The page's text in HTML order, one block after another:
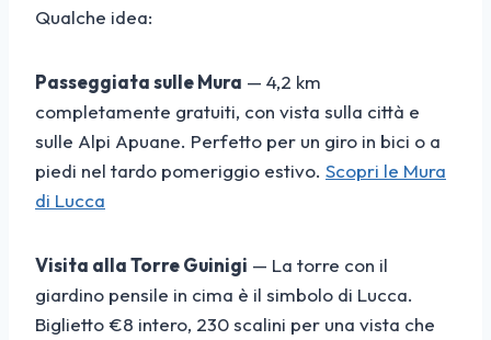
Qualche idea:
Passeggiata sulle Mura — 4,2 km
completamente gratuiti, con vista sulla città e
sulle Alpi Apuane. Perfetto per un giro in bici o a
piedi nel tardo pomeriggio estivo. Scopri le Mura
di Lucca
Visita alla Torre Guinigi — La torre con il
giardino pensile in cima è il simbolo di Lucca.
Biglietto €8 intero, 230 scalini per una vista che